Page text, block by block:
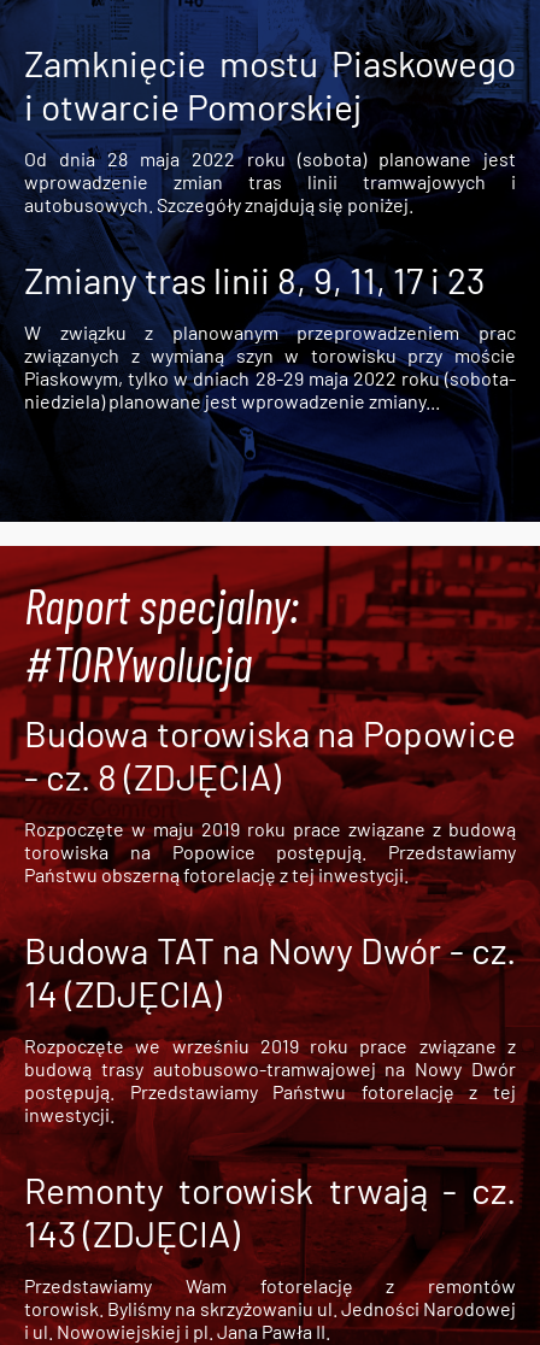
Zamknięcie mostu Piaskowego
i otwarcie Pomorskiej
Od dnia 28 maja 2022 roku (sobota) planowane jest
wprowadzenie zmian tras linii tramwajowych i
autobusowych. Szczegóły znajdują się poniżej.
Zmiany tras linii 8, 9, 11, 17 i 23
W związku z planowanym przeprowadzeniem prac
związanych z wymianą szyn w torowisku przy moście
Piaskowym, tylko w dniach 28-29 maja 2022 roku (sobota-
niedziela) planowane jest wprowadzenie zmiany...
Raport specjalny:
#TORYwolucja
Budowa torowiska na Popowice
- cz. 8 (ZDJĘCIA)
Rozpoczęte w maju 2019 roku prace związane z budową
torowiska na Popowice
postępują. Przedstawiamy
Państwu obszerną fotorelację z tej inwestycji.
Budowa TAT na Nowy Dwór - cz.
14 (ZDJĘCIA)
Rozpoczęte we wrześniu 2019 roku prace związane z
budową trasy autobusowo-tramwajowej na Nowy Dwór
postępują. Przedstawiamy Państwu fotorelację z tej
inwestycji.
Remonty torowisk trwają - cz.
143 (ZDJĘCIA)
Przedstawiamy Wam fotorelację z remontów
torowisk. Byliśmy na skrzyżowaniu ul. Jedności Narodowej
i ul. Nowowiejskiej i pl. Jana Pawła II.